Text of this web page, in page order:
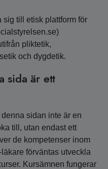
sig till etisk plattform för
pliktetik,
och dygdetik.
sida är ett
sidan inte är en
till, utan endast ett
de kompetenser inom
förväntas utveckla
Kursämnen fungerar